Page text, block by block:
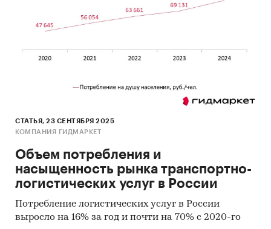
Прогноз ГидМаркет. Современные
статистические методы прогнозирования с
Транспорт и логистика
СТАТЬЯ, 23 СЕНТЯБРЯ 2025
КОМПАНИЯ ГИДМАРКЕТ
Объем потребления и
насыщенность рынка транспортно-
логистических услуг в России
Потребление логистических услуг в России
выросло на 16% за год и почти на 70% с 2020-го